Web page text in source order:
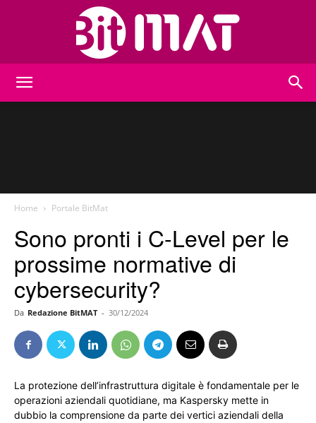
Home Portale BitMat
Sono pronti i C-Level per le
prossime normative di
cybersecurity?
Da Redazione BitMAT - 30/12/2024
La protezione dell’infrastruttura digitale è fondamentale per le
operazioni aziendali quotidiane, ma Kaspersky mette in
dubbio la comprensione da parte dei vertici aziendali della